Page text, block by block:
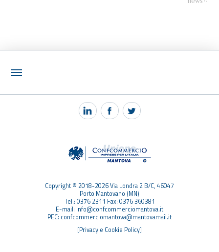
NOTIZIE
PEC MANTOVA MAIL
Copyright © 2018-2026 Via Londra 2 B/C, 46047
Porto Mantovano (MN)
Tel.: 0376 2311 Fax: 0376 360381
E-mail: info@confcommerciomantova.it
PEC: confcommerciomantova@mantovamail.it
[Privacy e Cookie Policy]